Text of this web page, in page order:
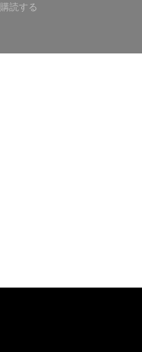
購読する